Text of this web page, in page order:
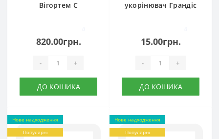
Вігортем С
820.00грн.
- +
ДО КОШИКА
укорінювач Грандіс
15.00грн.
- +
ДО КОШИКА
Нове надходження
Популярні
Нове надходження
Популярні